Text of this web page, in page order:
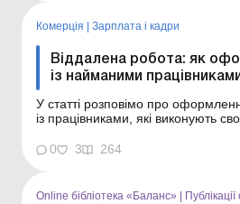
Комерція Зарплата і кадри
Віддалена робота: як
із найманими
У статті розповімо про
із працівниками, які виконують
часу: установлення та особливості Режими роботи та
0 3 264
Online бібліотека «Баланс»